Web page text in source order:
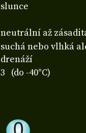
slunce
neutrální až
suchá nebo vlhká
drenáží
3 (do -40°C)